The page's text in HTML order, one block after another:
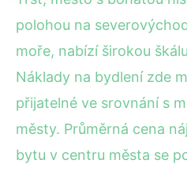
polohou na
moře, nabízí širokou
Náklady na bydlení zde
přijatelné ve srovnání s
městy. Průměrná cena
bytu v centru města se